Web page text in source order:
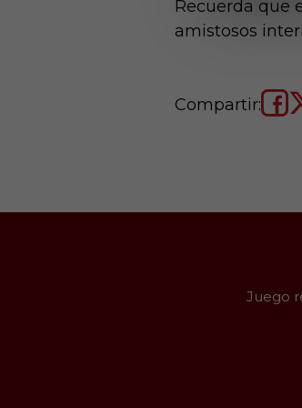
Recuerda que
amistosos
Compartir:
Juego